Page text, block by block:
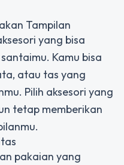
Tampilan
yang bisa
Kamu bisa
atau tas yang
Pilih aksesori yang
tetap memberikan
pakaian yang